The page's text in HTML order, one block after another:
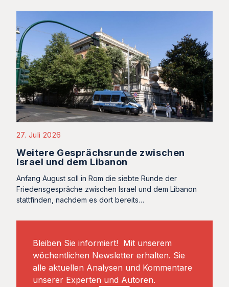
27. Juli 2026
Weitere Gesprächsrunde zwischen
Israel und dem Libanon
Anfang August soll in Rom die siebte Runde der
Friedensgespräche zwischen Israel und dem Libanon
stattfinden, nachdem es dort bereits…
Bleiben Sie informiert! Mit unserem
wöchentlichen Newsletter erhalten. Sie
alle aktuellen Analysen und Kommentare
unserer Experten und Autoren.